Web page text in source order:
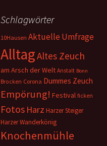
Schlagwörter
10Hausen Aktuelle Umfrage
AlltagAltes Zeuch
am Arsch der Welt Anstalt Bonn
Brocken Corona Dummes Zeuch
Empörung! Festival ficken
Fotos Harz Harzer Steiger
Harzer Wanderkönig
Knochenmühle